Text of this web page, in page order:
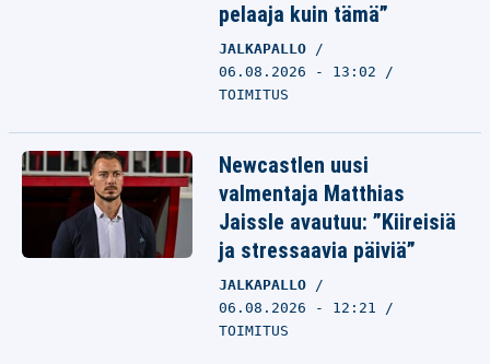
pelaaja kuin tämä”
JALKAPALLO
06.08.2026 - 13:02
TOIMITUS
Newcastlen uusi
valmentaja Matthias
Jaissle avautuu: ”Kiireisiä
ja stressaavia päiviä”
JALKAPALLO
06.08.2026 - 12:21
TOIMITUS